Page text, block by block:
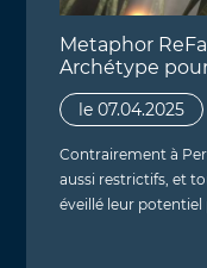
Metaphor
Archétype
le 07.04.2025
Contrairement à
aussi restrictifs, et
éveillé leur potentiel